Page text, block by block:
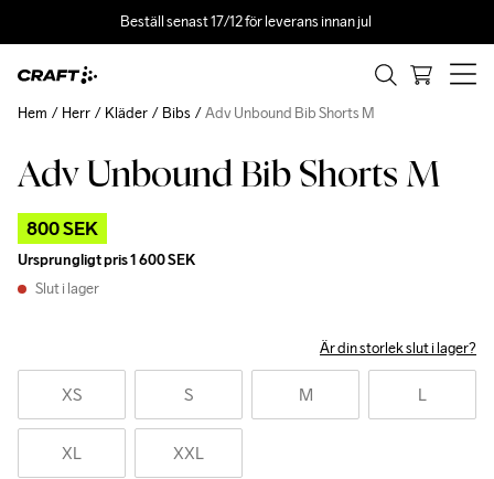
Beställ senast 17/12 för leverans innan jul
Adv Unbound Bib Shorts M
800 SEK
Ursprungligt pris1 600 SEK
Slut i lager
Är din storlek slut i lager?
XS S M L
XL XXL
Hem Herr Kläder Bibs Adv Unbound Bib Shorts M
Outlet